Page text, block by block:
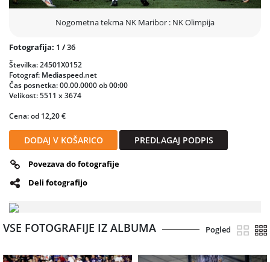
Nogometna tekma NK Maribor : NK Olimpija
Fotografija: 1 /36
Številka: 24501X0152
Fotograf: Mediaspeed.net
Čas posnetka: 00.00.0000 ob 00:00
Velikost: 5511 x 3674
Cena: od 12,20 €
DODAJ V KOŠARICO PREDLAGAJ PODPIS
Povezava do fotografije
Deli fotografijo
VSE FOTOGRAFIJE IZ ALBUMA Pogled